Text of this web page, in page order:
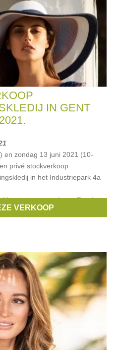
IN GENT
en zondag 13 juni 2021 (10-
privé stockverkoop
in het Industriepark 4a
Un ventre pour deux,Esprit
VERKOOP